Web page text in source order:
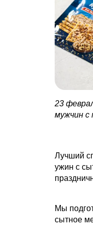
23
мужчин с
Лучший
ужин с
Мы
сытное